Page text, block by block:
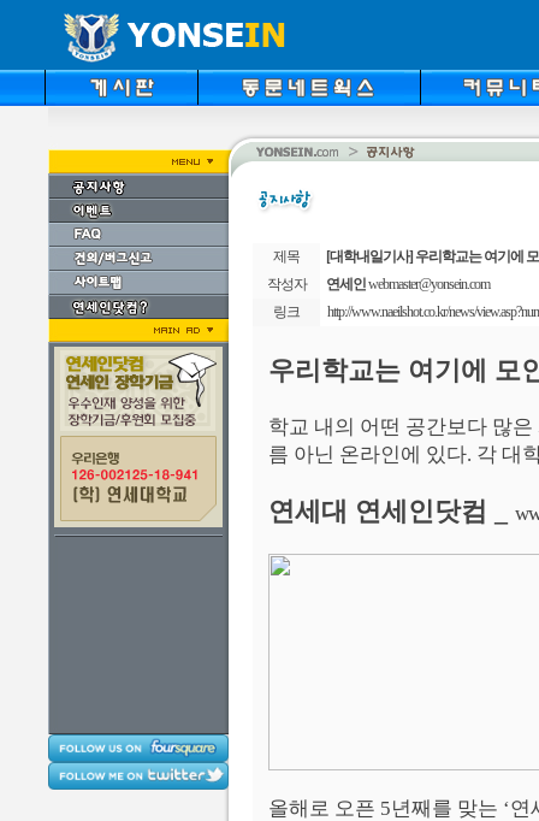
제목
[대학내일기사] 우리학교는 여기에
작성자
연세인webmaster@yonsein.com
링크
http://www.naeilshot.co.kr/news/
우리학교는 여기에 모
학교 내의 어떤 공간보다 많
름 아닌 온라인에 있다. 각 대
연세대 연세인닷컴 _
올해로 오픈 5년째를 맞는 ‘